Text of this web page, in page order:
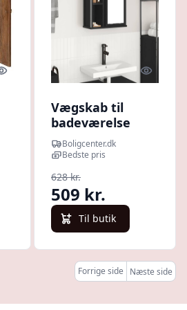
Quick look Quick
Vægskab til
badeværelse
med spejl
50×21×60 cm -
egetræsfarve
Boligcenter.dk
Bedste pris
628 kr.
509 kr.
Til butik
Forrige side Næste side